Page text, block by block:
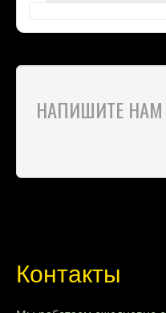
НАПИШИТЕ НАМ
Контакты